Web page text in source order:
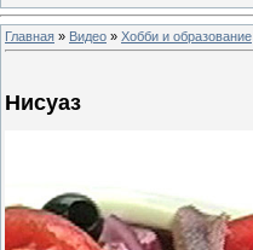
Главная » Видео » Хобби и образование
Нисуаз